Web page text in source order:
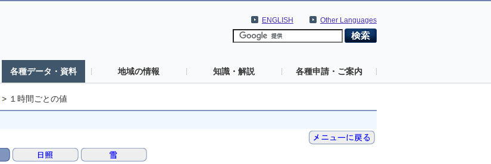
Other Languages
ENGLISH
各種データ・資料 地域の情報 知識・解説 各種申請・ご案内
> １時間ごとの値